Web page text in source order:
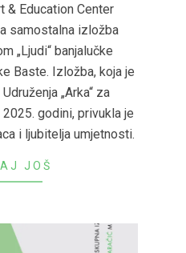
& Education Center
samostalna izložba
„Ljudi“ banjalučke
Baste. Izložba, koja je
„Arka“ za
godini, privukla je
i ljubitelja umjetnosti.
JOŠ